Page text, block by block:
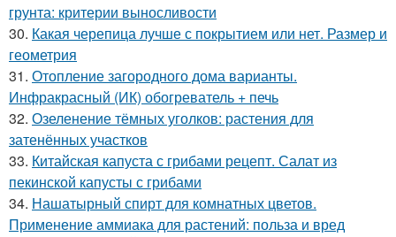
грунта: критерии выносливости
30. Какая черепица лучше с покрытием или нет. Размер и
геометрия
31. Отопление загородного дома варианты.
Инфракрасный (ИК) обогреватель + печь
32. Озеленение тёмных уголков: растения для
затенённых участков
33. Китайская капуста с грибами рецепт. Салат из
пекинской капусты с грибами
34. Нашатырный спирт для комнатных цветов.
Применение аммиака для растений: польза и вред